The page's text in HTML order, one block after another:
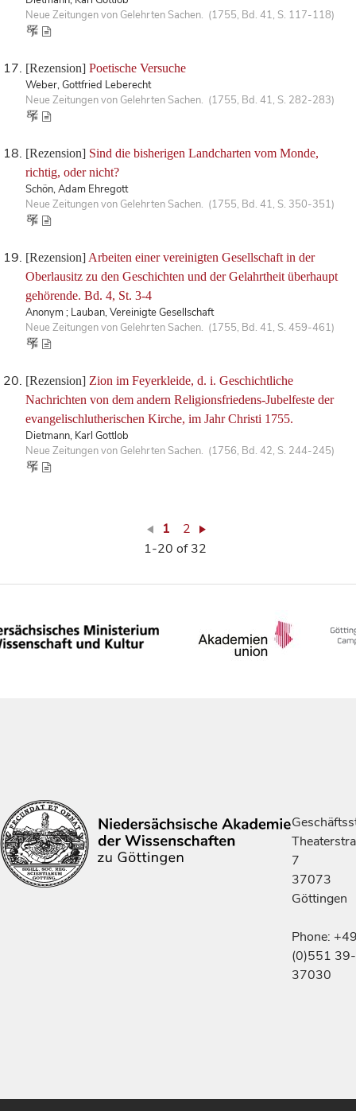
Neue Zeitungen von Gelehrten Sachen. (1755, Bd. 41, S. 117-118)
[Rezension] Poetische Versuche
Weber, Gottfried Leberecht
Neue Zeitungen von Gelehrten Sachen. (1755, Bd. 41, S. 282-283)
[Rezension] Sind die bisherigen Landcharten vom Monde,
richtig, oder nicht?
Schön, Adam Ehregott
Neue Zeitungen von Gelehrten Sachen. (1755, Bd. 41, S. 350-351)
[Rezension] Arbeiten einer vereinigten Gesellschaft in der
Oberlausitz zu den Geschichten und der Gelahrtheit überhaupt
gehörende. Bd. 4, St. 3-4
Anonym ; Lauban, Vereinigte Gesellschaft
Neue Zeitungen von Gelehrten Sachen. (1755, Bd. 41, S. 459-461)
[Rezension] Zion im Feyerkleide, d. i. Geschichtliche
Nachrichten von dem andern Religionsfriedens-Jubelfeste der
evangelischlutherischen Kirche, im Jahr Christi 1755.
Dietmann, Karl Gottlob
Neue Zeitungen von Gelehrten Sachen. (1756, Bd. 42, S. 244-245)
1
2
1-20 of 32
7
37073
Göttingen
Phone:
(0)551 39-
37030